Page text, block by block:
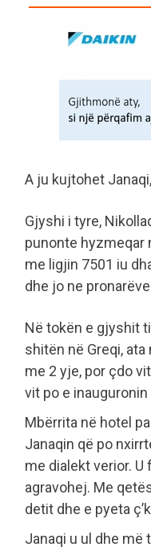
A ju kujtohet
Gjyshi i tyre,
punonte hyzmeqar
me ligjin 7501 iu
dhe jo ne
Në tokën e gjyshit
shitën në Greqi,
me 2 yje, por çdo
vit po e
Mbërrita në hotel
Janaqin që po
me dialekt verior. U
agravohej. Me
detit dhe e pyeta
Janaqi u ul dhe më